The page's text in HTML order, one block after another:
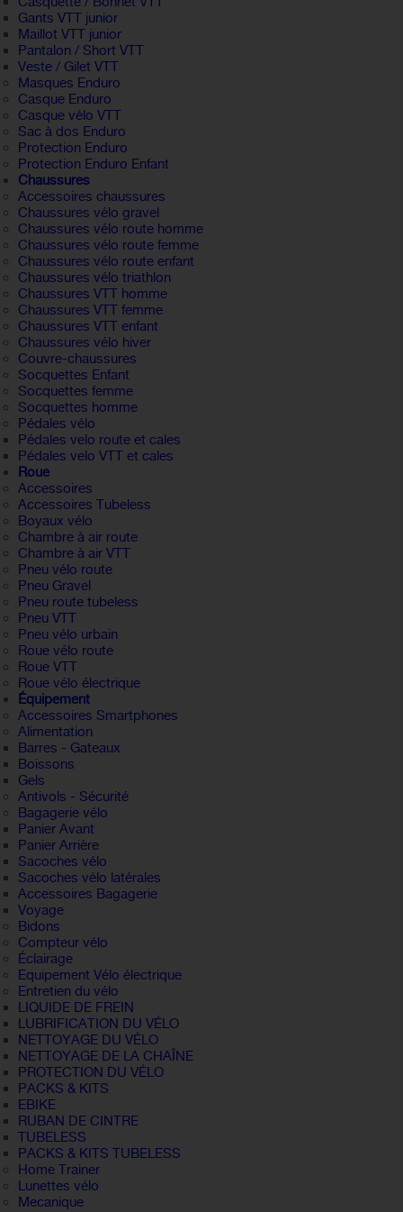
Gants VTT junior
Maillot VTT junior
Pantalon / Short VTT
Veste / Gilet VTT
Masques Enduro
Casque Enduro
Casque vélo VTT
Sac à dos Enduro
Protection Enduro
Protection Enduro Enfant
Chaussures
Accessoires chaussures
Chaussures vélo gravel
Chaussures vélo route homme
Chaussures vélo route femme
Chaussures vélo route enfant
Chaussures vélo triathlon
Chaussures VTT homme
Chaussures VTT femme
Chaussures VTT enfant
Chaussures vélo hiver
Couvre-chaussures
Socquettes Enfant
Socquettes femme
Socquettes homme
Pédales vélo
Pédales velo route et cales
Pédales velo VTT et cales
Roue
Accessoires
Accessoires Tubeless
Boyaux vélo
Chambre à air route
Chambre à air VTT
Pneu vélo route
Pneu Gravel
Pneu route tubeless
Pneu VTT
Pneu vélo urbain
Roue vélo route
Roue VTT
Roue vélo électrique
Équipement
Accessoires Smartphones
Alimentation
Barres - Gateaux
Boissons
Gels
Antivols - Sécurité
Bagagerie vélo
Panier Avant
Panier Arrière
Sacoches vélo
Sacoches vélo latérales
Accessoires Bagagerie
Voyage
Bidons
Compteur vélo
Éclairage
Equipement Vélo électrique
Entretien du vélo
LIQUIDE DE FREIN
LUBRIFICATION DU VÉLO
NETTOYAGE DU VÉLO
NETTOYAGE DE LA CHAÎNE
PROTECTION DU VÉLO
PACKS & KITS
EBIKE
RUBAN DE CINTRE
TUBELESS
PACKS & KITS TUBELESS
Home Trainer
Lunettes vélo
Mecanique